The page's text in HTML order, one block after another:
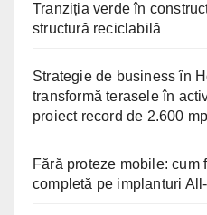
Tranziția verde în
structură reciclabilă
Strategie de business în
transformă terasele în
proiect record de 2.600
Fără proteze mobile:
completă pe implanturi